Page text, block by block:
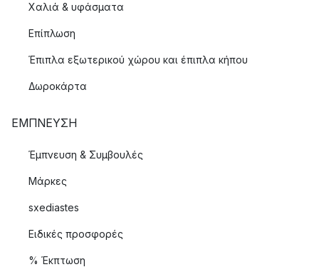
Χαλιά & υφάσματα
Επίπλωση
Έπιπλα εξωτερικού χώρου και έπιπλα κήπου
Δωροκάρτα
ΈΜΠΝΕΥΣΗ
Έμπνευση & Συμβουλές
Μάρκες
sxediastes
Ειδικές προσφορές
% Έκπτωση